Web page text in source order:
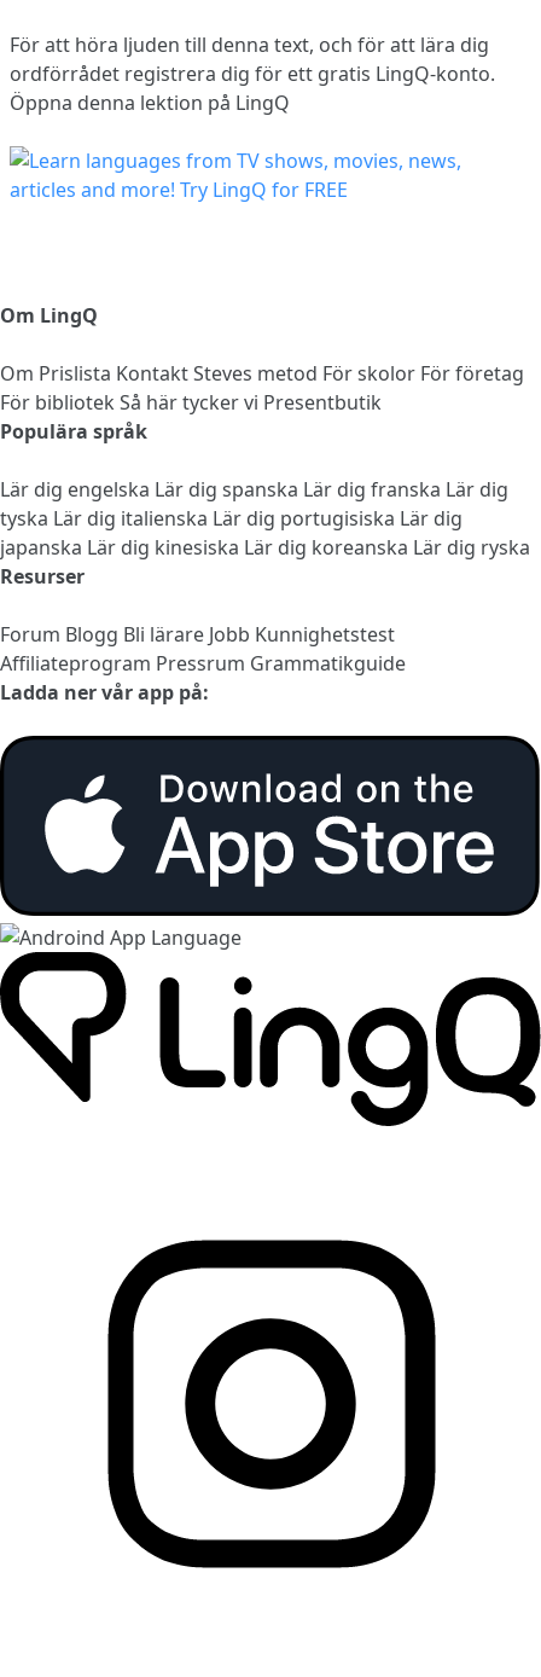
För att höra ljuden till denna text, och för att lära dig
ordförrådet registrera dig för ett gratis LingQ-konto.
Öppna denna lektion på LingQ
Om LingQ
Om Prislista KontaktSteves metod För skolor För företag
För bibliotek Så här tycker vi Presentbutik
Populära språk
Lär dig engelska Lär dig spanska Lär dig franska Lär dig
tyska Lär dig italienska Lär dig portugisiska Lär dig
japanska Lär dig kinesiska Lär dig koreanska Lär dig ryska
Resurser
Forum Blogg Bli lärare Jobb Kunnighetstest
Affiliateprogram Pressrum Grammatikguide
Ladda ner vår app på: